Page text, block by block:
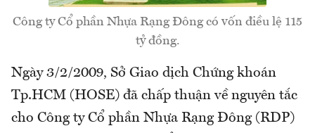
Công ty Cổ phần Nhựa Rạng Đông có vốn điều lệ 115
tỷ đồng.
Ngày 3/2/2009, Sở Giao dịch Chứng khoán
Tp.HCM (HOSE) đã chấp thuận về nguyên tắc
cho Công ty Cổ phần Nhựa Rạng Đông (RDP)